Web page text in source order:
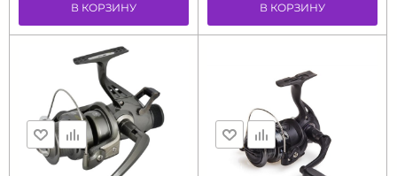
В КОРЗИНУ В КОРЗИНУ